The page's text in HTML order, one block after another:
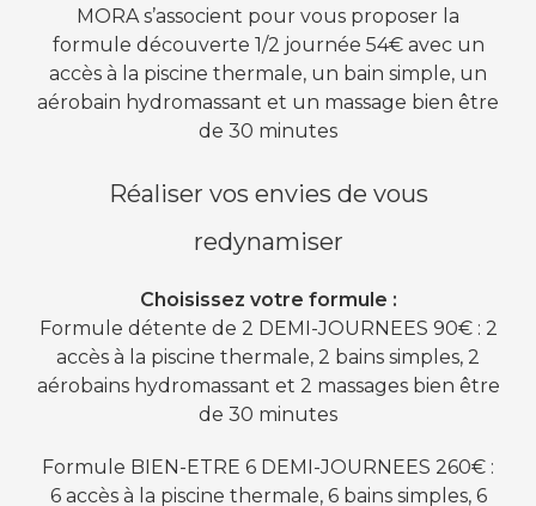
MORA s’associent pour vous proposer la
formule découverte 1/2 journée 54€ avec un
accès à la piscine thermale, un bain simple, un
aérobain hydromassant et un massage bien être
de 30 minutes
Réaliser vos envies de vous
redynamiser
Choisissez votre formule :
Formule détente de 2 DEMI-JOURNEES 90€ : 2
accès à la piscine thermale, 2 bains simples, 2
aérobains hydromassant et 2 massages bien être
de 30 minutes
Formule BIEN-ETRE 6 DEMI-JOURNEES 260€ :
6 accès à la piscine thermale, 6 bains simples, 6